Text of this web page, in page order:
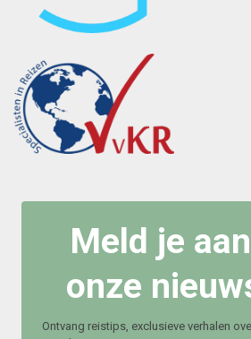
Meld je
onze
Ontvang reistips, exclusieve verhalen